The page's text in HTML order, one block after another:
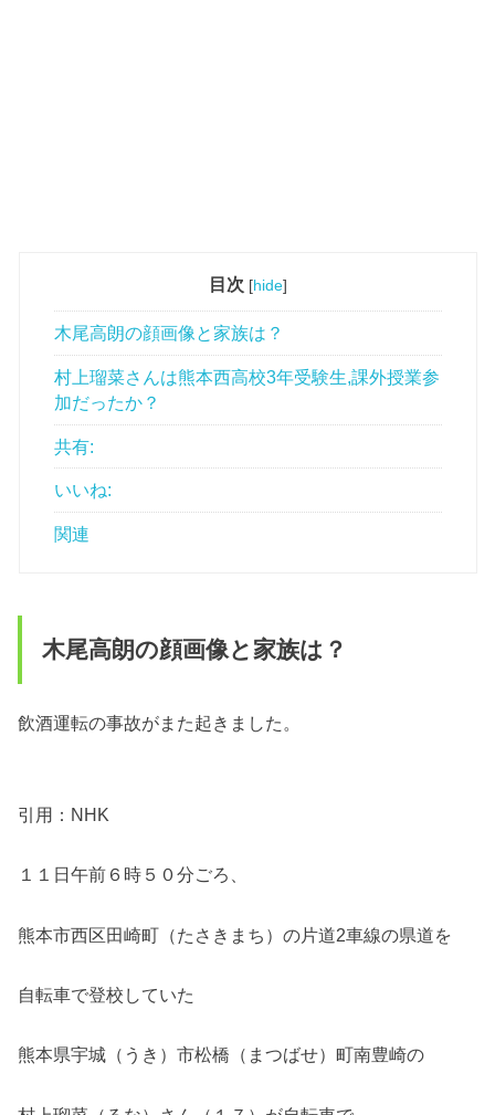
目次 [hide]
木尾高朗の顔画像と家族は？
村上瑠菜さんは熊本西高校3年受験生,課外授業参
加だったか？
共有:
いいね:
関連
木尾高朗の顔画像と家族は？
飲酒運転の事故がまた起きました。
引用：NHK
１１日午前６時５０分ごろ、
熊本市西区田崎町（たさきまち）の片道2車線の県道を
自転車で登校していた
熊本県宇城（うき）市松橋（まつばせ）町南豊崎の